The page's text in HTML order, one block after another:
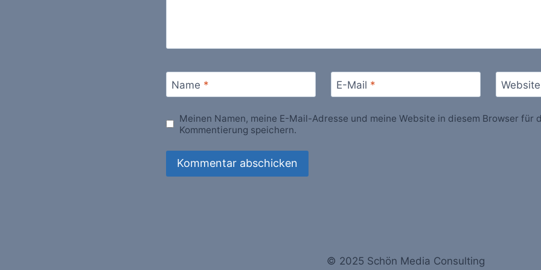
Name * E-Mail * Website
Meinen Namen, meine E-Mail-Adresse und meine Website in diesem Browser für
Kommentierung speichern.
© 2025 Schön Media Consulting